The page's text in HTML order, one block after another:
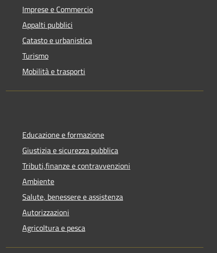
Imprese e Commercio
Appalti pubblici
Catasto e urbanistica
Turismo
Mobilità e trasporti
Educazione e formazione
Giustizia e sicurezza pubblica
Tributi,finanze e contravvenzioni
Ambiente
Salute, benessere e assistenza
Autorizzazioni
Agricoltura e pesca